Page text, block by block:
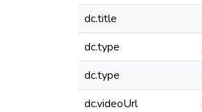
dc.title
dc.type
dc.type
dc.videoUrl